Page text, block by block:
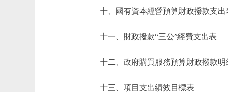
十、國有資本經營預算財政撥款支出
十一、財政撥款“三公”經費支出表
十二、政府購買服務預算財政撥款明
十三、項目支出績效目標表